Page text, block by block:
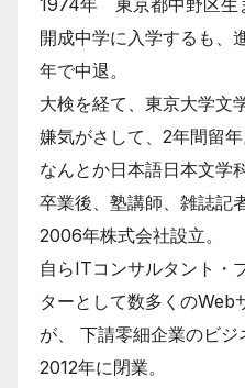
1974年 東京都中野区生
開成中学に入学するも、
年で中退。
大検を経て、東京大学文
嫌気がさして、2年間留年
なんとか日本語日本文学
卒業後、塾講師、雑誌記
2006年株式会社設立。
自らITコンサルタント・
ターとして数多くのWeb
が、 下請零細企業のビジ
2012年に閉業。